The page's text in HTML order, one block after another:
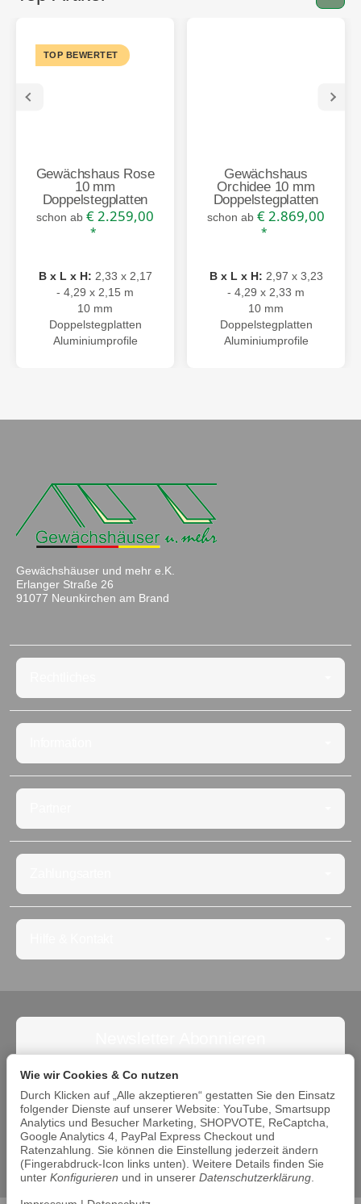
TOP BEWERTET
Gewächshaus Rose
10 mm
Doppelstegplatten
schon ab € 2.259,00
*
B x L x H: 2,33 x 2,17
- 4,29 x 2,15 m
10 mm
Doppelstegplatten
Aluminiumprofile
Gewächshaus
Orchidee 10 mm
Doppelstegplatten
schon ab € 2.869,00
*
B x L x H: 2,97 x 3,23
- 4,29 x 2,33 m
10 mm
Doppelstegplatten
Aluminiumprofile
Gewächshäuser und mehr e.K.
Erlanger Straße 26
91077 Neunkirchen am Brand
keine Angebote. Die Abmeldung ist jederzeit möglich.
Abonnieren
Bitte beachten Sie unsere Datenschutzerklärung
Wie wir Cookies & Co nutzen
Durch Klicken auf „Alle akzeptieren“ gestatten Sie den Einsatz
folgender Dienste auf unserer Website: YouTube, Smartsupp
Analytics und Besucher Marketing, SHOPVOTE, ReCaptcha,
Google Analytics 4, PayPal Express Checkout und
Ratenzahlung. Sie können die Einstellung jederzeit ändern
(Fingerabdruck-Icon links unten). Weitere Details finden Sie
unter Konfigurieren und in unserer Datenschutzerklärung.